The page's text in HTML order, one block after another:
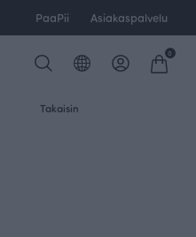
PaaPii Asiakaspalvelu
0
Takaisin